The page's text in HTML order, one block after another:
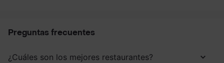
Preguntas frecuentes
¿Cuáles son los mejores restaurantes?